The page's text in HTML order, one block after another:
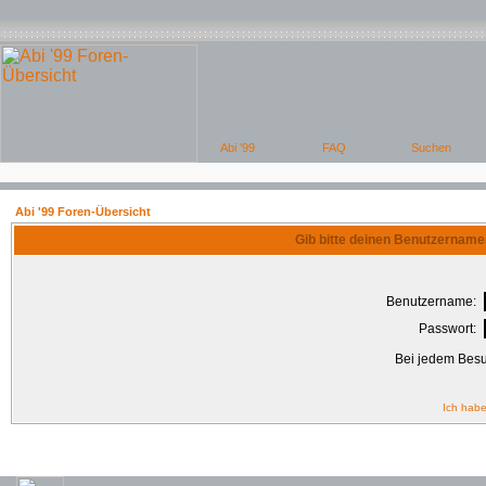
Abi '99 Foren-Übersicht
Gib bitte deinen
Benutzername:
Passwort:
Bei jedem
Ich